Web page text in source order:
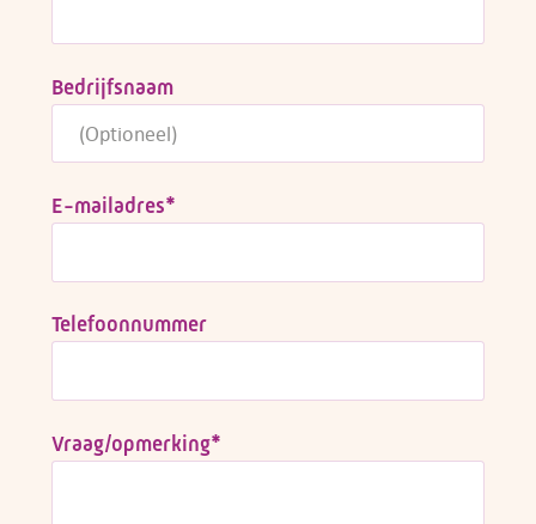
Bedrijfsnaam
E-mailadres*
Telefoonnummer
Vraag/opmerking*